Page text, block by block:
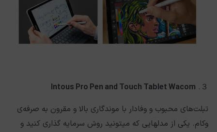
３.
Intous Pro Pen and Touch Tablet Wacom
تبلت‌های محبوب و وفادار با موندگاری بالا و مقرون به صرفه‌ی
وکام. یکی از مدلهایی که میتونید روش سرمایه گذاری کنید و